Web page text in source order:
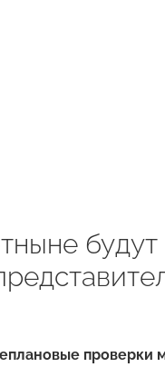
будут
проверки